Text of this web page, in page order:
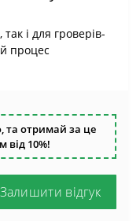
і для гроверів-
процес
та отримай за це
від 10%!
Залишити відгук